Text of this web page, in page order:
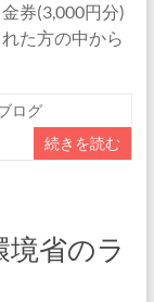
券(3,000円分)
た方の中から
ログ
続きを読む
省のラ